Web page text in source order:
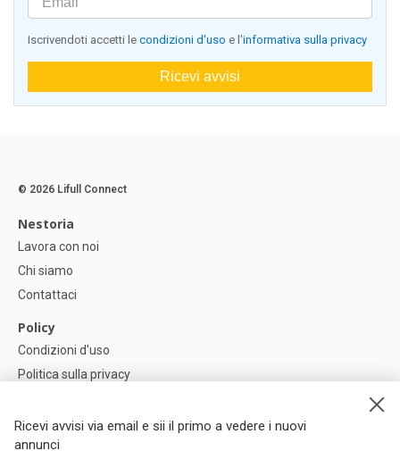
Iscrivendoti accetti le condizioni d'uso e l'informativa sulla privacy
Ricevi avvisi
Ricevi avvisi via email e sii il primo a vedere i nuovi
annunci
© 2026 Lifull Connect
Nestoria
Lavora con noi
Chi siamo
Contattaci
Policy
Condizioni d'uso
Politica sulla privacy
Impostazioni dei cookie